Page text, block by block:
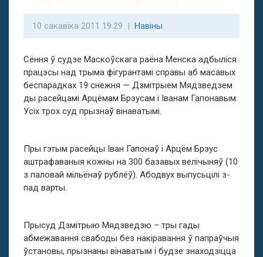
10 сакавіка 2011 19:29 | Навіны
Сёння ў судзе Маскоўскага раёна Менска адбыліся
працэсы над трыма фігурантамі справы аб масавых
беспарадках 19 снежня — Дзмітрыем Мядзведзем
ды расейцамі Арцёмам Брэусам і Іванам Гапонавым.
Усіх трох суд прызнаў вінаватымі.
Пры гэтым расейцы Іван Гапонаў і Арцём Брэус
аштрафаваныя кожны на 300 базавых велічыняў (10
з паловай мільёнаў рублёў). Абодвух выпусьцілі з-
пад варты.
Прысуд Дзмітрыю Мядзведзю – тры гады
абмежавання свабоды без накіравання ў папраўчыя
ўстановы, прызнаны вінаватым і будзе знаходзіцца